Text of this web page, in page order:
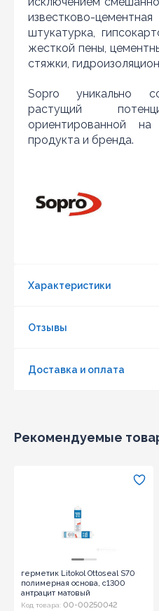
известково-
штукатурка,
жесткой пены,
стяжки,
Sopro уникально
растущий
ориентированной
продукта и бренда.
Характеристики
Отзывы
Доставка и оплата
Рекомендуемые
герметик Litokol Ottoseal S70
полимерная основа, с1300
антрацит матовый
(8NTRAPL0201)
Код товара: 00-00250042